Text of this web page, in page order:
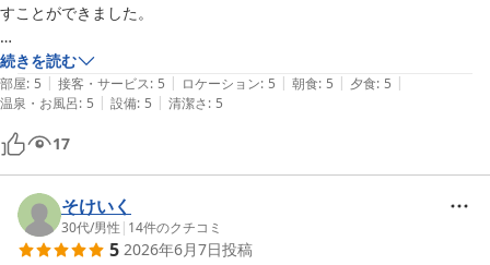
すことができました。
温泉街から少し離れた場所にありますが、その分とても静かで落ち着い
た雰囲気があり、日常を忘れて癒される空間でした。目の前に広がるお
しどりの池の景色は本当に美しく、お部屋からの眺めには感動しまし
た。
今回はお部屋に温泉風呂付きのお部屋でしたが、朝は大浴場へ。
大浴場からもおしどりの池を眺めることができ、鳥のさえずりを聞きな
がら入る朝風呂はとても贅沢な時間でした。
続きを読む
部屋: 5 | 接客・サービス: 5 | ロケーション: 5 | 朝食: 5 | 夕食: 5 |
温泉・お風呂: 5 | 設備: 5 | 清潔さ: 5
17
そけいく
30代/男性 | 14件のクチコミ
5 2026年6月7日投稿